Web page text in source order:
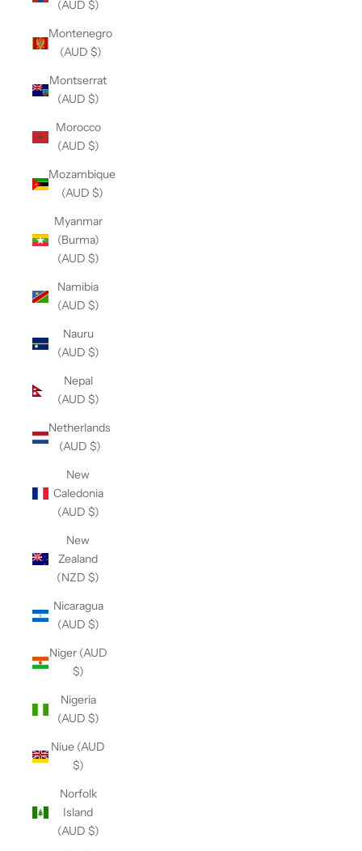
(AUD $)
Montenegro
(AUD $)
Montserrat
(AUD $)
Morocco
(AUD $)
Mozambique
(AUD $)
Myanmar
(Burma)
(AUD $)
Namibia
(AUD $)
Nauru
(AUD $)
Nepal
(AUD $)
Netherlands
(AUD $)
New
Caledonia
(AUD $)
New
Zealand
(NZD $)
Nicaragua
(AUD $)
Niger (AUD
$)
Nigeria
(AUD $)
Niue (AUD
$)
Norfolk
Island
(AUD $)